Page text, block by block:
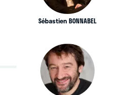
Sébastien BONNABEL